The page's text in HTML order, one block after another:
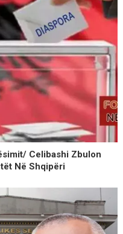
Celibashi Zbulon
Në Shqipëri